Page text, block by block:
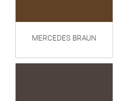
MERCEDES BRAUN